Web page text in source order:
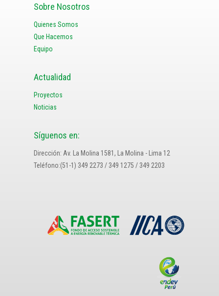
Sobre Nosotros
Quienes Somos
Que Hacemos
Equipo
Actualidad
Proyectos
Noticias
Síguenos en:
Dirección: Av. La Molina 1581, La Molina - Lima 12
Teléfono:(51-1) 349 2273 / 349 1275 / 349 2203